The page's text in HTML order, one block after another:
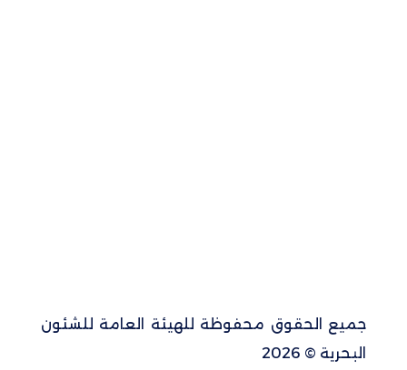
جميع الحقوق محفوظة للهيئة العامة للشئون
البحرية © 2026